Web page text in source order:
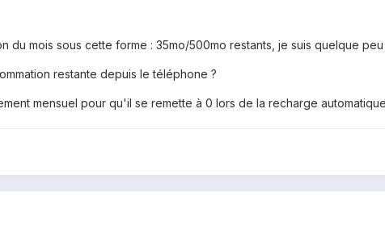
du mois sous cette forme : 35mo/500mo restants, je suis quelque
restante depuis le téléphone ?
mensuel pour qu'il se remette à 0 lors de la recharge